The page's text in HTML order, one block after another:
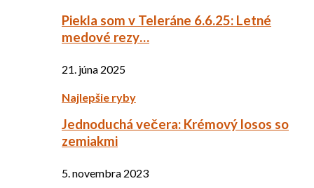
Piekla som v Teleráne 6.6.25: Letné
medové rezy…
21. júna 2025
Najlepšie ryby
Jednoduchá večera: Krémový losos so
zemiakmi
5. novembra 2023